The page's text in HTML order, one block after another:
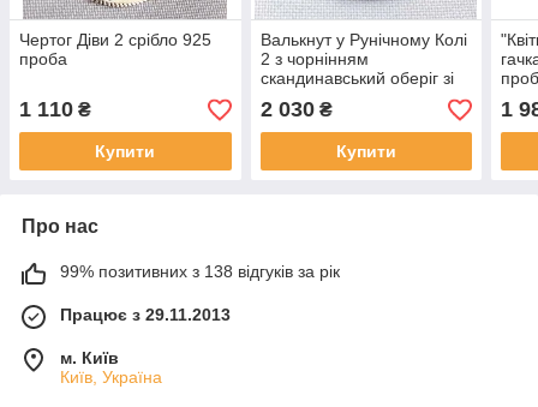
Чертог Діви 2 срібло 925
проба
1 110 ₴
Купити
Валькнут у Рунічному Колі
2 з чорнінням
скандинавський оберіг зі
срібла 925 проби
2 030₴
Купити
1
Про нас
99% позитивних з 138 відгуків за рік
Працює з 29.11.2013
м. Київ
Київ, Україна